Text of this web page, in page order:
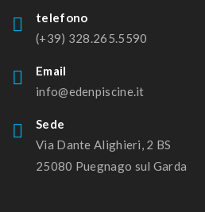
telefono
(+39) 328.265.5590
Email
info@edenpiscine.it
Sede
Via Dante Alighieri, 2 BS
25080 Puegnago sul Garda